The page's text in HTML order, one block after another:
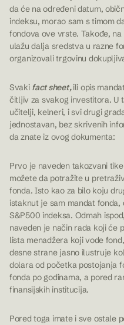
da će na određeni datum,
indeksu, morao sam s timom
fondova ove vrste. Takođe,
ulažu dalja sredstva u razne
organizovali trgovinu
Svaki fact sheet,ili opis
čitljiv za svakog investitora. U
učitelji, kelneri, i svi drugi
jednostavan, bez skrivenih
da znate iz ovog dokumenta:
Prvo je naveden takozvani
možete da potražite u
fonda. Isto kao za bilo koju
istaknut je sam mandat
S&P500 indeksa. Odmah
naveden je način rada koji će
lista menadžera koji vode
desne strane jasno ilustruje
dolara od početka postojanja
fonda po godinama, a pored
finansijskih institucija.
Pored toga imate i sve ostale